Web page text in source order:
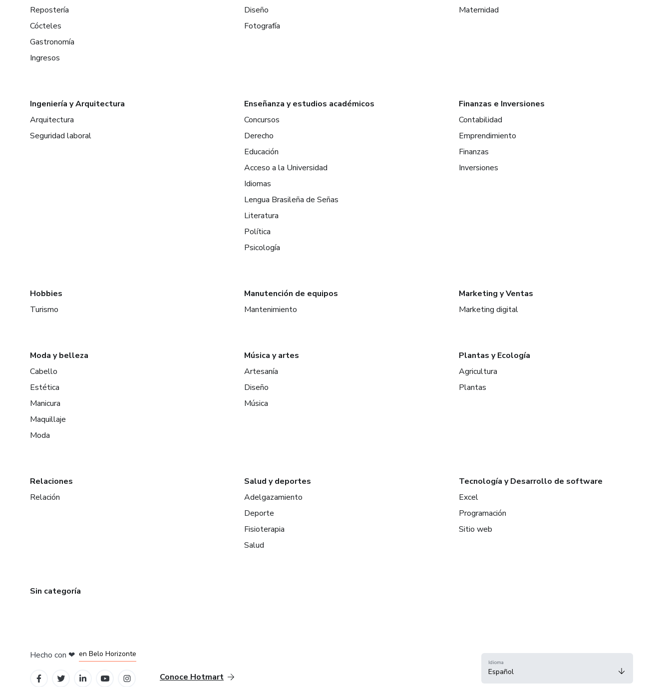
Repostería
Cócteles
Gastronomía
Ingresos
Diseño
Fotografía
Maternidad
Ingeniería y Arquitectura
Arquitectura
Seguridad laboral
Enseñanza y estudios académicos
Concursos
Derecho
Educación
Acceso a la Universidad
Idiomas
Lengua Brasileña de Señas
Literatura
Política
Psicología
Finanzas e Inversiones
Contabilidad
Emprendimiento
Finanzas
Inversiones
Hobbies
Turismo
Manutención de equipos
Mantenimiento
Marketing y Ventas
Marketing digital
Moda y belleza
Cabello
Estética
Manicura
Maquillaje
Moda
Música y artes
Artesanía
Diseño
Música
Plantas y Ecología
Agricultura
Plantas
Relaciones
Relación
Salud y deportes
Adelgazamiento
Deporte
Fisioterapia
Salud
Tecnología y Desarrollo de software
Excel
Programación
Sitio web
Sin categoría
Hecho con ❤ en Belo Horizonte
Conoce Hotmart
Idioma
Español